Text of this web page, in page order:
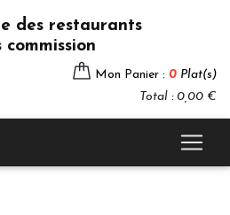
des restaurants
commission
Mon Panier : 0 Plat(s)
Total : 0,00 €